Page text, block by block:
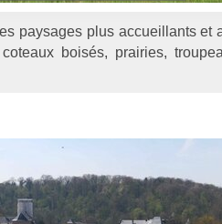
paysages plus accueillants et
boisés, prairies,